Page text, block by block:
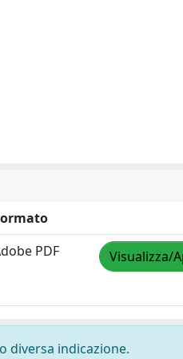
PDF Visualizza/
diversa indicazione.